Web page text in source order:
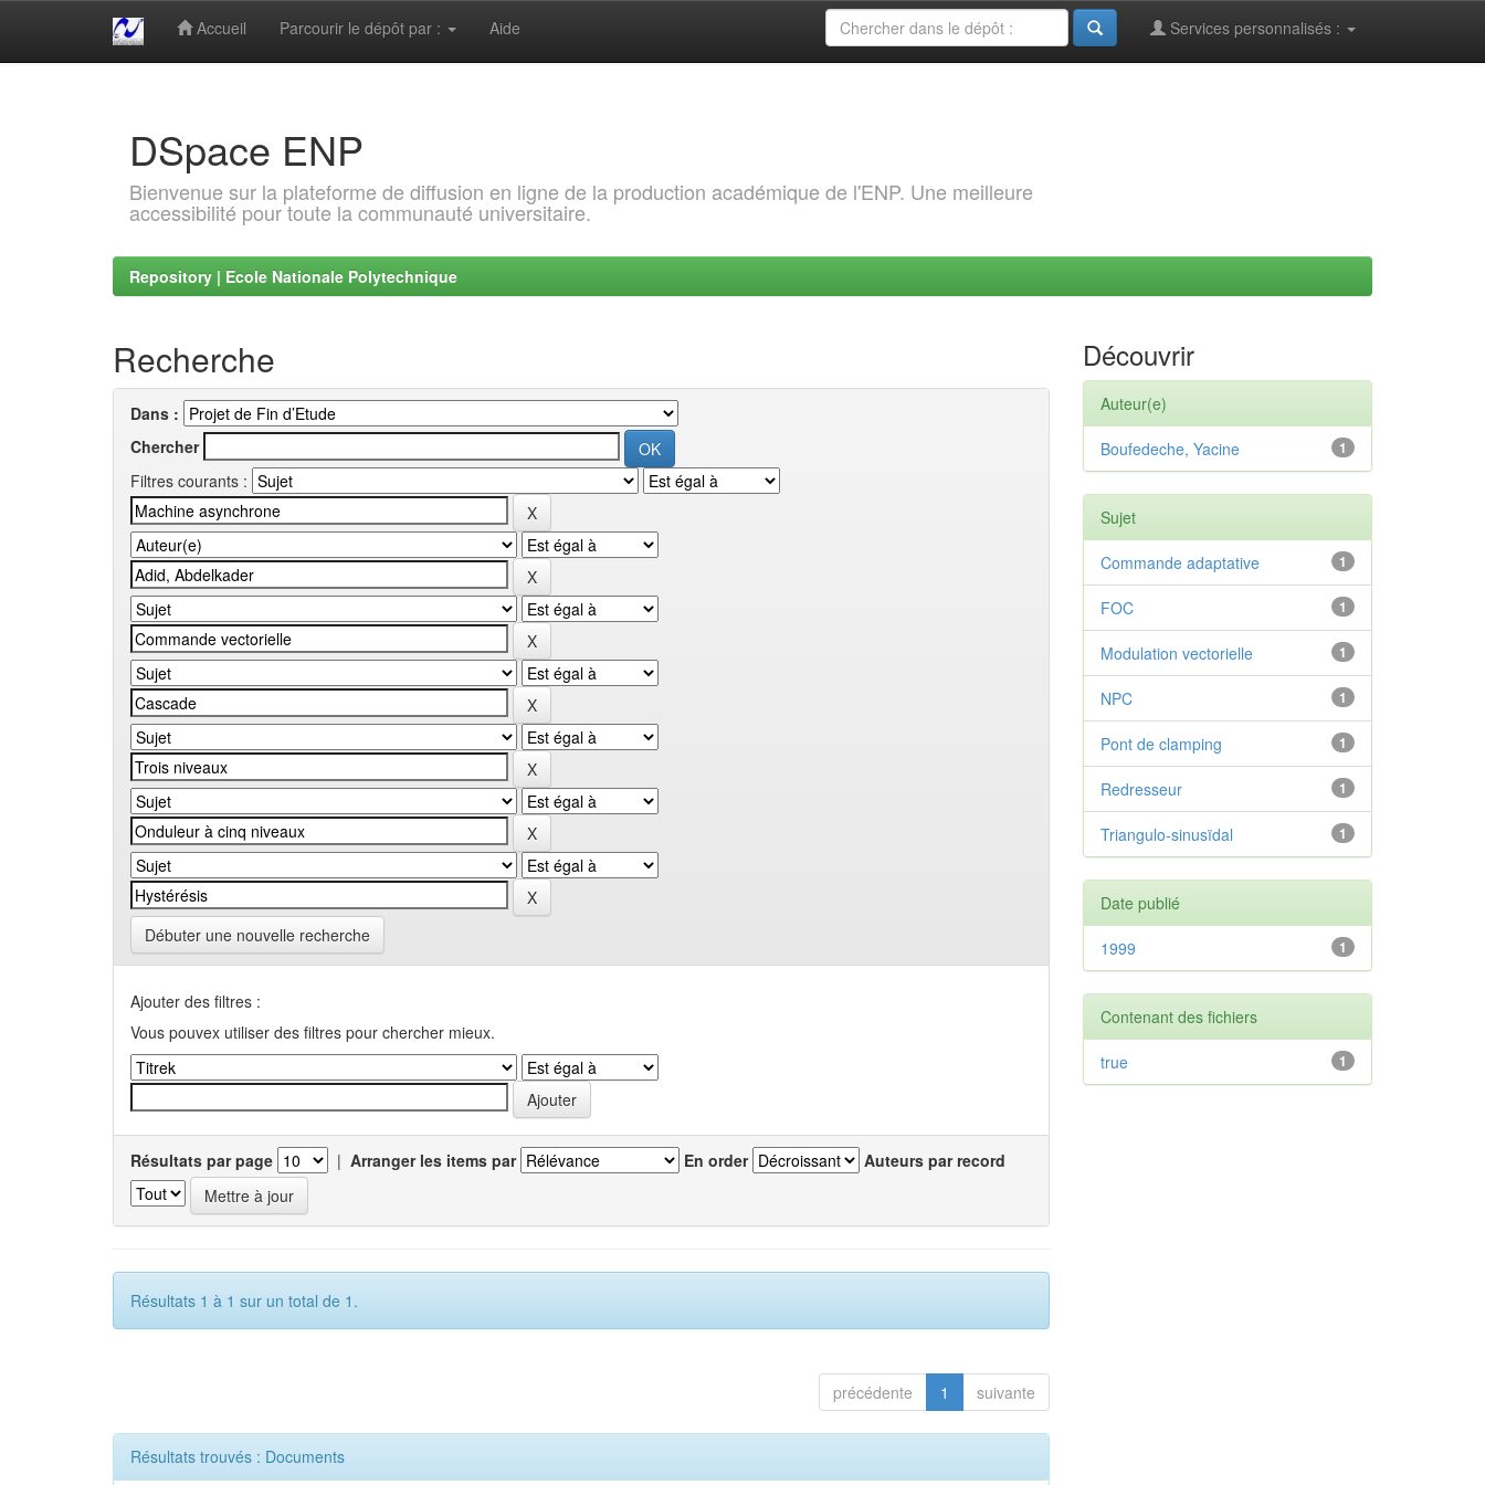
Accueil Parcourir le dépôt par : Aide Services personnalisés :
DSpace ENP
Bienvenue sur la plateforme de diffusion en ligne de la production académique de l'ENP. Une meilleure
accessibilité pour toute la communauté universitaire.
Repository | Ecole Nationale Polytechnique
Recherche
Dans :
Chercher
Filtres courants :
Débuter une nouvelle recherche
Ajouter des filtres :
Vous pouvex utiliser des filtres pour chercher mieux.
Résultats par page | Arranger les items par En order Auteurs par record
Résultats 1 à 1 sur un total de 1.
précédente 1 suivante
Résultats trouvés : Documents
Découvrir
Auteur(e)
1
Boufedeche, Yacine
Sujet
1
Commande adaptative
1
FOC
1
Modulation vectorielle
1
NPC
1
Pont de clamping
1
Redresseur
1
Triangulo-sinusïdal
Date publié
1
1999
Contenant des fichiers
1
true